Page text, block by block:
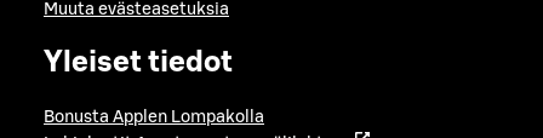
Muuta evästeasetuksia
Yleiset tiedot
Bonusta Applen Lompakolla